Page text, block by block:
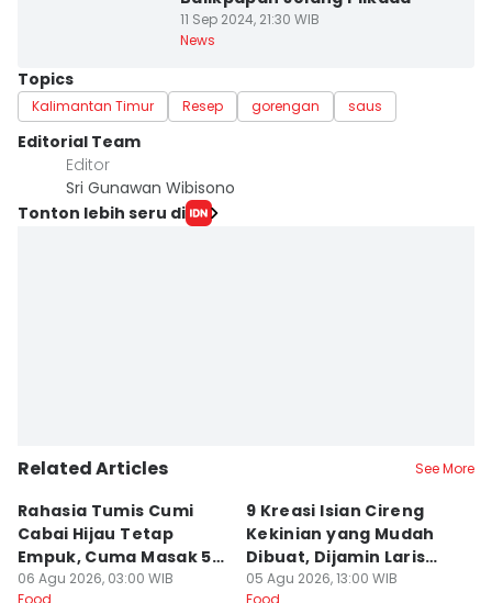
11 Sep 2024, 21:30 WIB
News
Topics
Kalimantan Timur Resep gorengan saus
Editorial Team
Editor
Sri Gunawan Wibisono
Tonton lebih seru di
Related Articles See More
Rahasia Tumis Cumi
Cabai Hijau Tetap
Empuk, Cuma Masak 5
Menit!
06 Agu 2026, 03:00 WIB
Food
9 Kreasi Isian Cireng
Kekinian yang Mudah
Dibuat, Dijamin Laris
untuk Jualan
05 Agu 2026, 13:00 WIB
Food